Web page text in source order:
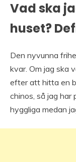
Vad ska
huset?
Den nyvunna
kvar. Om jag ska
efter att hitta en
chinos, så jag har
hyggliga medan